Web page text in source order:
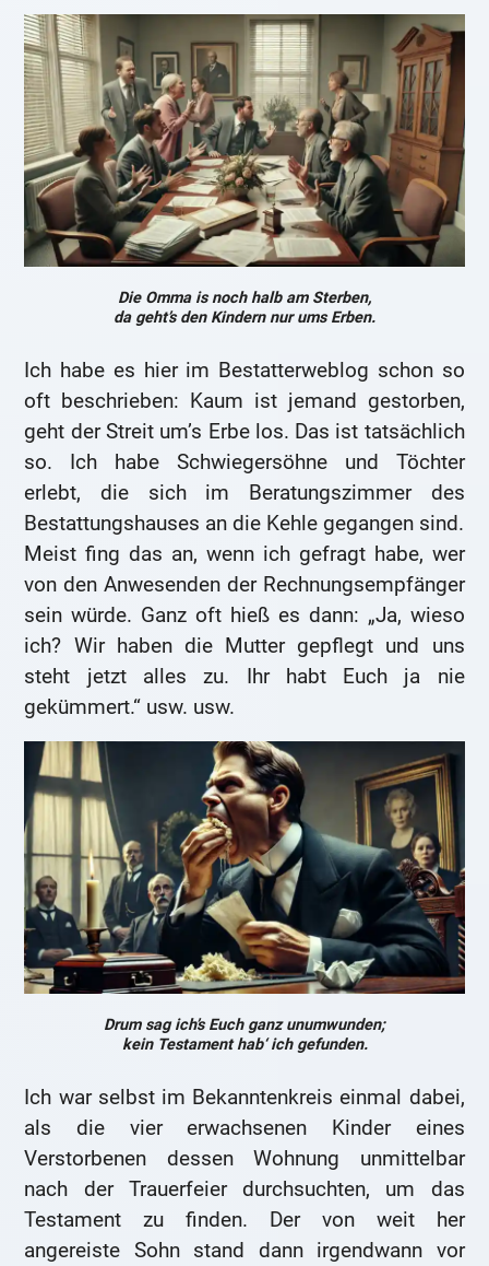
Die Omma is noch halb am Sterben,
da geht’s den Kindern nur ums Erben.
Ich habe es hier im Bestatterweblog schon so
oft beschrieben: Kaum ist jemand gestorben,
geht der Streit um’s Erbe los. Das ist tatsächlich
so. Ich habe Schwiegersöhne und Töchter
erlebt, die sich im Beratungszimmer des
Bestattungshauses an die Kehle gegangen sind.
Meist fing das an, wenn ich gefragt habe, wer
von den Anwesenden der Rechnungsempfänger
sein würde. Ganz oft hieß es dann: „Ja, wieso
ich? Wir haben die Mutter gepflegt und uns
steht jetzt alles zu. Ihr habt Euch ja nie
gekümmert.“ usw. usw.
Drum sag ich’s Euch ganz unumwunden;
kein Testament hab‘ ich gefunden.
Ich war selbst im Bekanntenkreis einmal dabei,
als die vier erwachsenen Kinder eines
Verstorbenen dessen Wohnung unmittelbar
nach der Trauerfeier durchsuchten, um das
Testament zu finden. Der von weit her
angereiste Sohn stand dann irgendwann vor